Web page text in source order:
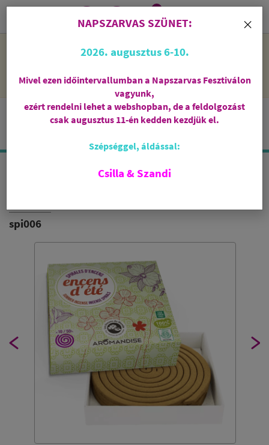
NAPSZARVAS SZÜNET: 2026. augusztus 6-10 - rendelni lehet
feldolgozni őket.
i
0
CITRONELLA & GERÁNIUM
spi006
×
NAPSZARVAS SZÜNET:
2026. augusztus 6-10.
Mivel ezen időintervallumban a Napszarvas Fesztiválon
vagyunk,
ezért rendelni lehet a webshopban, de a feldolgozást
csak augusztus 11-én kedden kezdjük el.
Szépséggel, áldással:
Csilla & Szandi